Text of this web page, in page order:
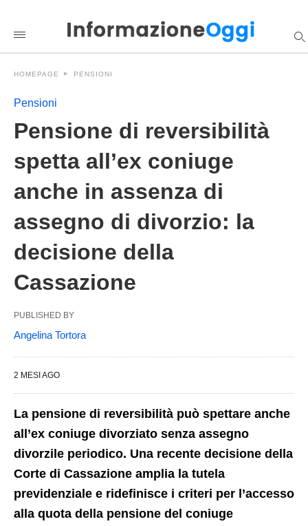
informazioneoggi
/2026/06/04/pensione-
reversibilita-
coniuge-
divorzio-
HOMEPAGE PENSIONI
Pensioni
Pensione di reversibilità
spetta all’ex coniuge
anche in assenza di
assegno di divorzio: la
decisione della
Cassazione
PUBLISHED BY
Angelina Tortora
2 MESI AGO
La pensione di reversibilità può spettare anche
all’ex coniuge divorziato senza assegno
divorzile periodico. Una recente decisione della
Corte di Cassazione amplia la tutela
previdenziale e ridefinisce i criteri per l’accesso
alla quota della pensione del coniuge